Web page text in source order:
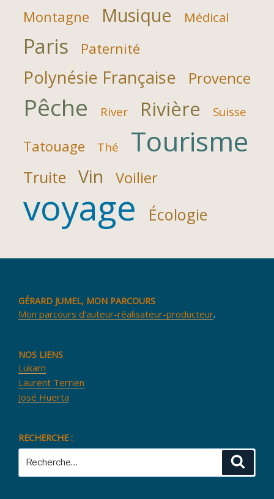
Montagne Musique Médical
Paris Paternité
Polynésie Française Provence
Pêche River Rivière Suisse
Tatouage Thé Tourisme
Truite Vin Voilier
voyage Écologie
GÉRARD JUMEL, MON PARCOURS
Mon parcours d'auteur-réalisateur-producteur.
NOS LIENS
Lukarn
Laurent Terrien
José Huerta
RECHERCHE :